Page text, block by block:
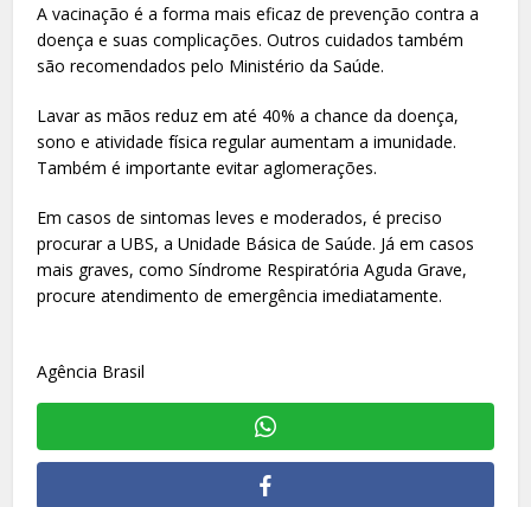
A vacinação é a forma mais eficaz de prevenção contra a
doença e suas complicações. Outros cuidados também
são recomendados pelo Ministério da Saúde.
Lavar as mãos reduz em até 40% a chance da doença,
sono e atividade física regular aumentam a imunidade.
Também é importante evitar aglomerações.
Em casos de sintomas leves e moderados, é preciso
procurar a UBS, a Unidade Básica de Saúde. Já em casos
mais graves, como Síndrome Respiratória Aguda Grave,
procure atendimento de emergência imediatamente.
Agência Brasil